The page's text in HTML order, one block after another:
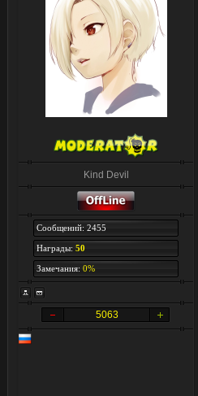
Kind Devil
Сообщений: 2455
Награды: 50
Замечания: 0%
5063